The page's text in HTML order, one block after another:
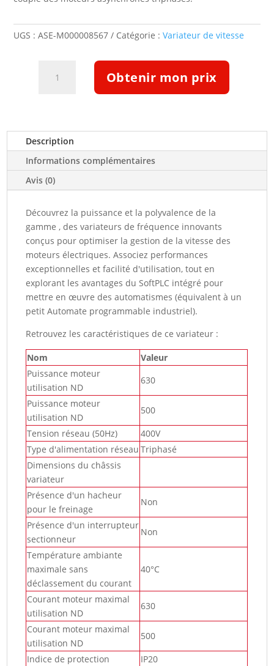
UGS :ASE-M000008567 Catégorie :Variateur de vitesse
Triphasé
400V,
IP20,pour
moteur
630/500kW
(13107480)
Obtenir mon prix
Description
Informations complémentaires
Avis (0)
Découvrez la puissance et la polyvalence de la
gamme , des variateurs de fréquence innovants
conçus pour optimiser la gestion de la vitesse des
moteurs électriques. Associez performances
exceptionnelles et facilité d'utilisation, tout en
explorant les avantages du SoftPLC intégré pour
mettre en œuvre des automatismes (équivalent à un
petit Automate programmable industriel).
Retrouvez les caractéristiques de ce variateur :
Nom
Valeur
Puissance moteur
utilisation ND
630
Puissance moteur
utilisation ND
500
Tension réseau (50Hz)
400V
Type d'alimentation réseau Triphasé
Dimensions du châssis
variateur
Présence d'un hacheur
pour le freinage
Non
Présence d'un interrupteur
sectionneur
Non
Température ambiante
maximale sans
déclassement du courant
40°C
Courant moteur maximal
utilisation ND
630
Courant moteur maximal
utilisation ND
500
Indice de protection
IP20